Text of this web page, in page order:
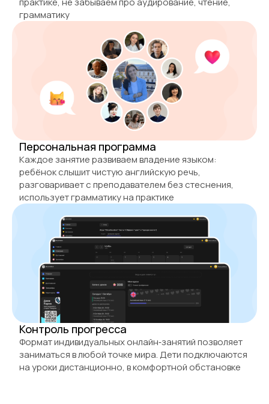
грамматику
Персональная программа
Каждое занятие развиваем владение языком:
ребёнок слышит чистую английскую речь,
разговаривает с преподавателем без стеснения,
использует грамматику на практике
Контроль прогресса
Формат индивидуальных онлайн‑занятий позволяет
заниматься в любой точке мира. Дети подключаются
на уроки дистанционно, в комфортной обстановке